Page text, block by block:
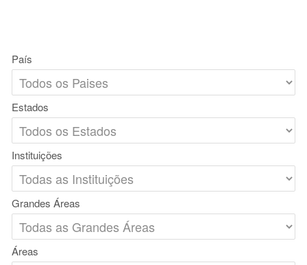
País
Estados
Instituições
Grandes Áreas
Áreas